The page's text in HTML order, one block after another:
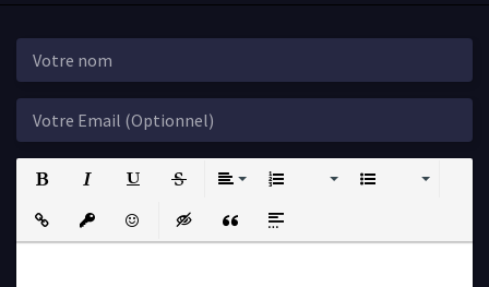
Strikethrough
Insert LinkInsert protected link
EmoticonsInsert hidden text
Insert QuoteInsert spoiler